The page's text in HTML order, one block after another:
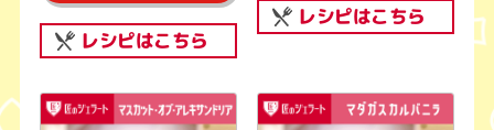
レシピはこちら
レシピはこちら